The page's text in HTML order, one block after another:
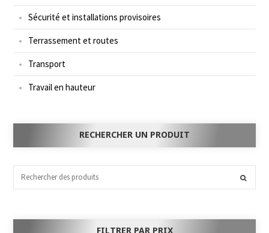
Sécurité et installations provisoires
Terrassement et routes
Transport
Travail en hauteur
RECHERCHER UN PRODUIT
FILTRER PAR PRIX